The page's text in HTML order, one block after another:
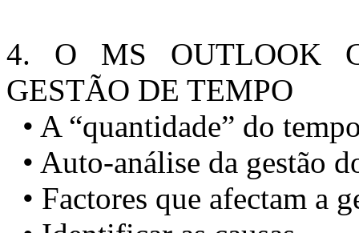
4. O MS OUTLOOK
GESTÃO DE TEMPO
• A “quantidade” do
• Auto-análise da gestão
• Factores que afectam a